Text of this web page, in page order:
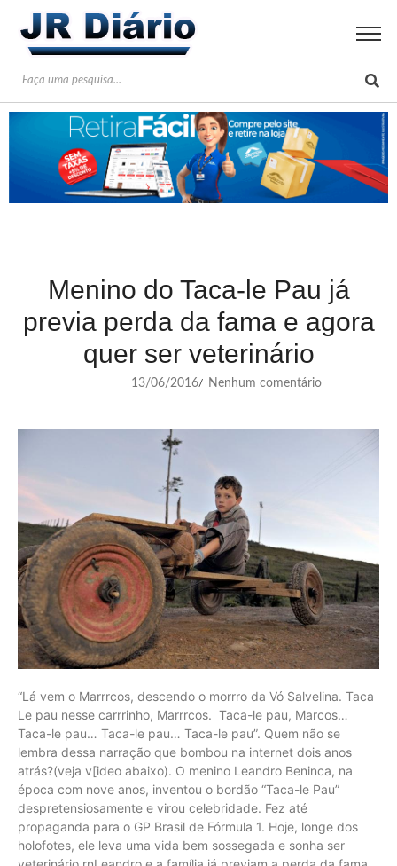
Menino do Taca-le Pau já
previa perda da fama e agora
quer ser veterinário
13/06/2016/ Nenhum comentário
“Lá vem o Marrrcos, descendo o morrro da Vó Salvelina. Taca
Le pau nesse carrrinho, Marrrcos. Taca-le pau, Marcos…
Taca-le pau… Taca-le pau… Taca-le pau”. Quem não se
lembra dessa narração que bombou na internet dois anos
atrás?(veja v[ideo abaixo). O menino Leandro Beninca, na
época com nove anos, inventou o bordão “Taca-le Pau”
despretensiosamente e virou celebridade. Fez até
propaganda para o GP Brasil de Fórmula 1. Hoje, longe dos
holofotes, ele leva uma vida bem sossegada e sonha ser